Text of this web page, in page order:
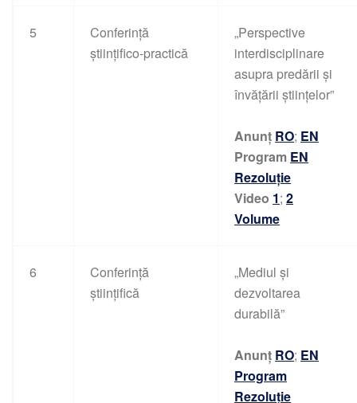
5
Conferință
științifico-practică
„Perspective
interdisciplinare
asupra predării și
învățării științelor”
Anunț RO; EN
Program EN
Rezoluție
Video 1;2
Volume
6
Conferință
științifică
„Mediul și
dezvoltarea
durabilă”
Anunț RO; EN
Program
Rezoluție